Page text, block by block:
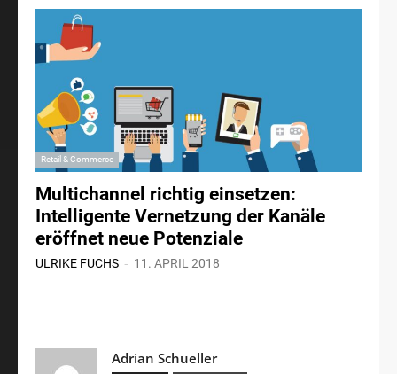
Retail & Commerce
Multichannel richtig einsetzen:
Intelligente Vernetzung der Kanäle
eröffnet neue Potenziale
ULRIKE FUCHS - 11. APRIL 2018
Adrian Schueller